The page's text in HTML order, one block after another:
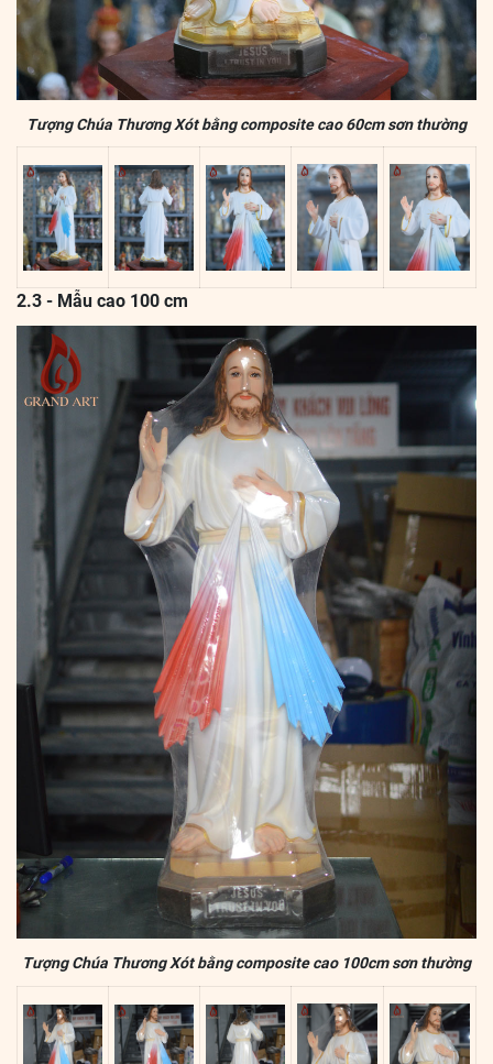
Tượng Chúa Thương Xót bằng composite cao 60cm sơn thường
2.3 - Mẫu cao 100 cm
Tượng Chúa Thương Xót bằng composite cao 100cm sơn thường